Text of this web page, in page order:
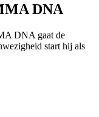
DNA
DNA gaat de
start hij als